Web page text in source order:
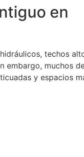
en
techos
embargo, muchos
y espacios